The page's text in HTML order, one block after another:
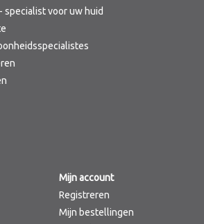
specialist voor uw huid
Mijn account
Registreren
Mijn bestellingen